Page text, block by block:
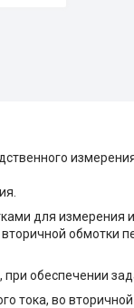
для измерения
обмотки
обеспечении
во